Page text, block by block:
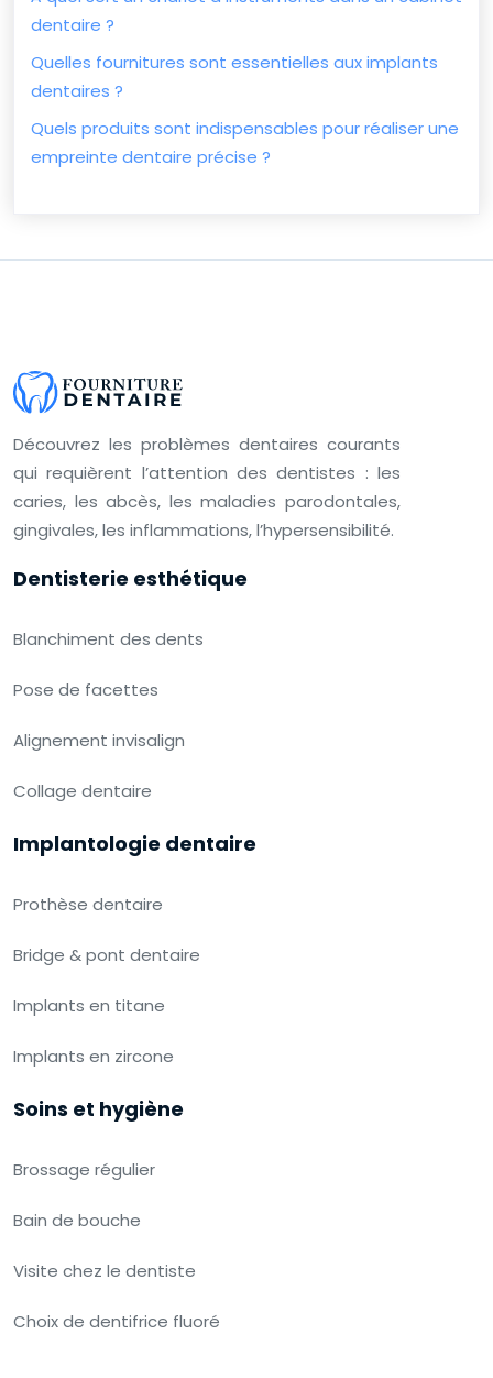
dentaire ?
Quelles fournitures sont essentielles aux implants
dentaires ?
Quels produits sont indispensables pour réaliser une
empreinte dentaire précise ?
Découvrez les problèmes dentaires courants
qui requièrent l’attention des dentistes : les
caries, les abcès, les maladies parodontales,
gingivales, les inflammations, l’hypersensibilité.
Dentisterie esthétique
Blanchiment des dents
Pose de facettes
Alignement invisalign
Collage dentaire
Implantologie dentaire
Prothèse dentaire
Bridge & pont dentaire
Implants en titane
Implants en zircone
Soins et hygiène
Brossage régulier
Bain de bouche
Visite chez le dentiste
Choix de dentifrice fluoré